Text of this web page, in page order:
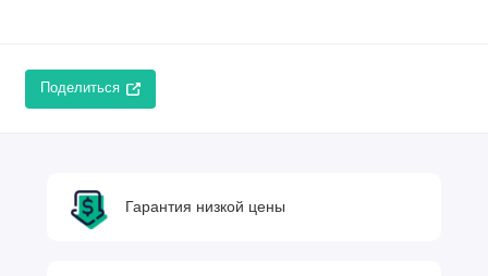
Поделиться
Гарантия низкой цены